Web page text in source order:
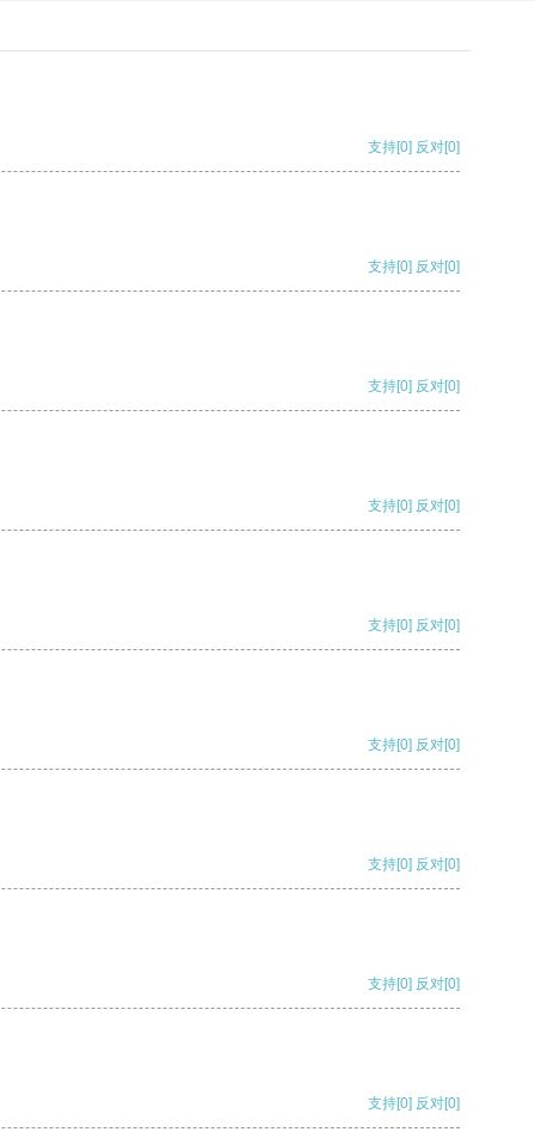
支持[0] 反对[0]
支持[0] 反对[0]
支持[0] 反对[0]
支持[0] 反对[0]
支持[0] 反对[0]
支持[0] 反对[0]
支持[0] 反对[0]
支持[0] 反对[0]
支持[0] 反对[0]